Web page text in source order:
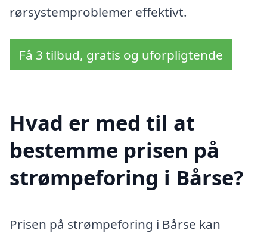
rørsystemproblemer effektivt.
Få 3 tilbud, gratis og uforpligtende
Hvad er med til at
bestemme prisen på
strømpeforing i Bårse?
Prisen på strømpeforing i Bårse kan